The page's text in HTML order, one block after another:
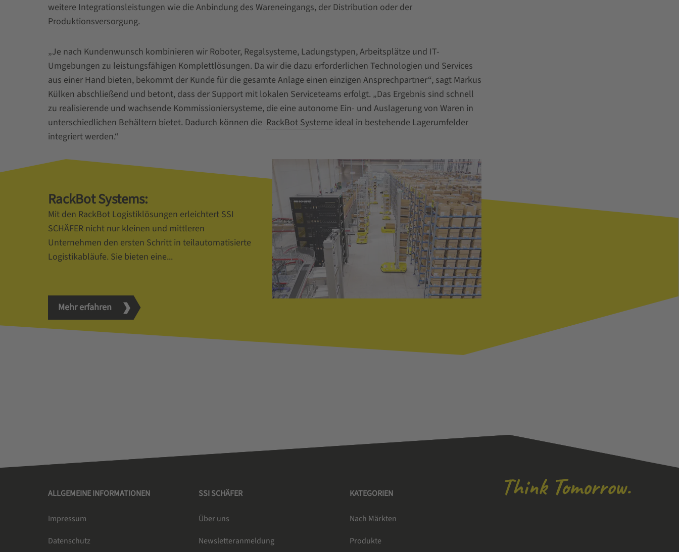
weitere Integrationsleistungen wie die Anbindung des Wareneingangs, der Distribution oder der
Produktionsversorgung.
„Je nach Kundenwunsch kombinieren wir Roboter, Regalsysteme, Ladungstypen, Arbeitsplätze und IT-
Umgebungen zu leistungsfähigen Komplettlösungen. Da wir die dazu erforderlichen Technologien und Services
aus einer Hand bieten, bekommt der Kunde für die gesamte Anlage einen einzigen Ansprechpartner“, sagt Markus
Külken abschließend und betont, dass der Support mit lokalen Serviceteams erfolgt. „Das Ergebnis sind schnell
zu realisierende und wachsende Kommissioniersysteme, die eine autonome Ein- und Auslagerung von Waren in
unterschiedlichen Behältern bietet. Dadurch können die RackBot Systeme ideal in bestehende Lagerumfelder
integriert werden.“
RackBot Systems:
Mit den RackBot Logistiklösungen erleichtert SSI
SCHÄFER nicht nur kleinen und mittleren
Unternehmen den ersten Schritt in teilautomatisierte
Logistikabläufe. Sie bieten eine...
Mehr erfahren
ALLGEMEINE INFORMATIONEN
Impressum
Datenschutz
SSI SCHÄFER
Über uns
Newsletteranmeldung
KATEGORIEN
Nach Märkten
Produkte